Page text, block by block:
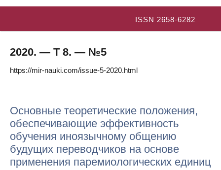
ISSN 2658-6282
2020. — Т 8. — №5
https://mir-nauki.com/issue-5-2020.html
Основные теоретические положения,
обеспечивающие эффективность
обучения иноязычному общению
будущих переводчиков на основе
применения паремиологических единиц